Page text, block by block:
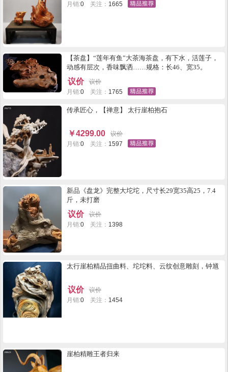
月销:0 关注： 1665
【茶盘】“莲年有鱼”大茶海茶盘，有下水，活莲子，
动感有层次，香味飘洒……规格：长46、宽35。
议价
议价
月销:0 关注： 1765
传承匠心，【禅意】 太行崖柏抱石
￥4299.00
议价
月销:0 关注： 1597
新品《盘龙》完整大坨坨，尺寸长29宽35高25，7.4
斤，未打磨
议价
议价
月销:0 关注： 1398
太行崖柏精品扭曲料、坨坨料、云纹创意雕刻，钟馗
议价
议价
月销:0 关注： 1454
崖柏精雕王者归来